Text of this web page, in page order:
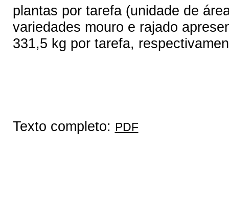
plantas por tarefa (unidade de
variedades mouro e rajado
331,5 kg por tarefa,
Texto completo: PDF